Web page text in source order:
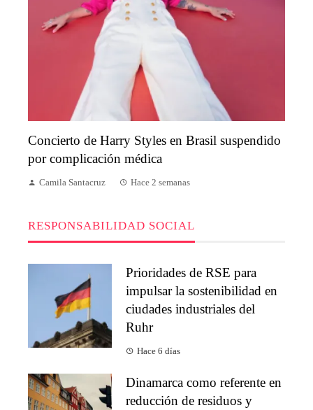
Concierto de Harry Styles en Brasil suspendido
por complicación médica
Camila Santacruz Hace 2 semanas
RESPONSABILIDAD SOCIAL
Prioridades de RSE para
impulsar la sostenibilidad en
ciudades industriales del
Ruhr
Hace 6 días
Dinamarca como referente en
reducción de residuos y